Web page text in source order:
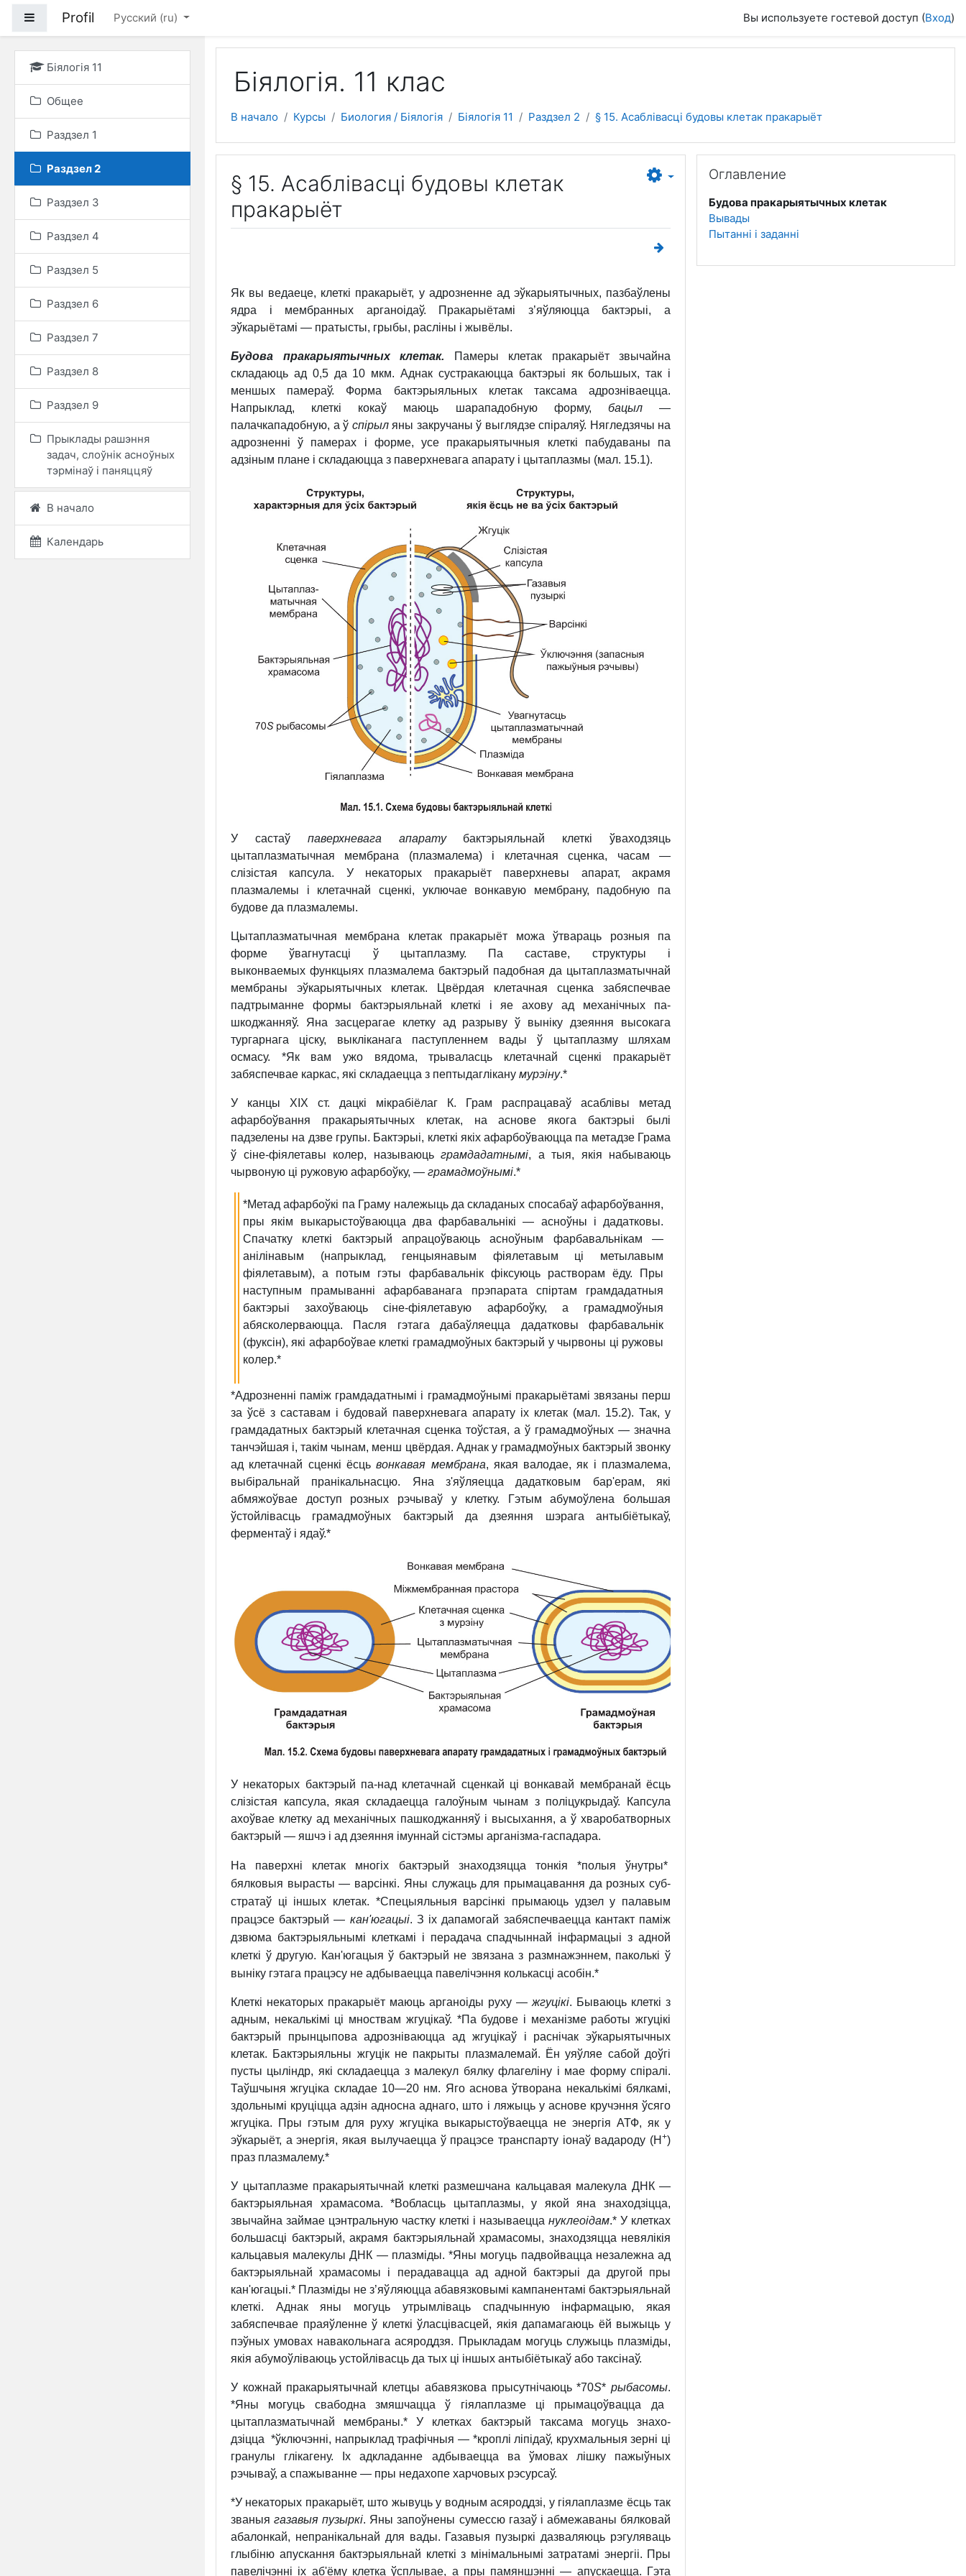
Боковая панель
Profil Русский ‎(ru)‎ Вы используете гостевой доступ (Вход)
Біялогія 11
Общее
Раздзел 1
Раздзел 2
Раздзел 3
Раздзел 4
Раздзел 5
Раздзел 6
Раздзел 7
Раздзел 8
Раздзел 9
Прыклады рашэння
задач, слоўнік асноўных
тэрмінаў і паняццяў
В начало
Календарь
Біялогія. 11 клас
В начало Курсы Биология / Біялогія Біялогія 11 Раздзел 2 § 15. Асаблівасці будовы клетак пракарыёт
§ 15. Асаблівасці будовы клетак
пракарыёт
Як вы ведаеце, клеткі пракарыёт, у адрозненне ад эўкарыятычных, пазбаўлены
ядра і мембранных арганоідаў. Пракарыётамі з’яўляюцца бактэрыі, а
эўкарыётамі — пратысты, грыбы, расліны і жывёлы.
Будова пракарыятычных клетак.
Памеры клетак пракарыёт звычайна
складаюць ад 0,5 да 10 мкм. Аднак сустракаюцца бактэрыі як боль­шых, так і
меншых памераў. Форма бактэрыяльных клетак таксама адрозніваецца.
Напрыклад, клеткі кокаў маюць шарападобную форму, бацыл—
палачкападобную, а ў спірыляны закручаны ў выглядзе спіраляў. Нягледзячы на
адрозненні ў памерах і форме, усе пракарыятычныя клеткі пабудаваны па
адзіным плане і складаюцца з паверхневага апарату і цытаплазмы (мал. 15.1).
У састаў паверхневага апарату бактэрыяльнай клеткі ўваходзяць
цытаплазматычная мембрана (плазмалема) і клетачная сценка, часам —
слізістая капсула. У некаторых пракарыёт паверхневы апарат, акрамя
плазмалемы і клетачнай сценкі, уключае вонкавую мембрану, падобную па
будове да плазмалемы.
Цытаплазматычная мембрана клетак пракарыёт можа ўтвараць розныя па
форме ўвагнутасці ў цытаплазму. Па саставе, структуры і
выконваемых функцыях плазмалема бактэрый падобная да цытаплазматычнай
мембраны эўкарыятычных клетак. Цвёрдая клетачная сценка забяспечвае
падтрыманне формы бактэрыяльнай клеткі і яе ахову ад механічных па­
шкоджанняў. Яна засцерагае клетку ад разрыву ў выніку дзеяння высокага
тургарнага ціску, выкліканага паступленнем вады ў цытаплазму шляхам
осмасу. *Як вам ужо вядома, трываласць клетачнай сценкі пракарыёт
забяспечвае каркас, які складаецца з пептыдаглікану мурэіну.*
У канцы XIX ст. дацкі мікрабіёлаг К. Грам распрацаваў асаблівы метад
афарбоўвання пракарыятычных клетак, на аснове якога бактэрыі былі
падзелены на дзве групы. Бактэрыі, клеткі якіх афарбоўваюцца па метадзе Грама
ў сіне-фіялетавы колер, называюць грамдадатнымі, а тыя, якія набываюць
чырвоную ці ружовую афарбоўку, — грамадмоўнымі.*
*Метад афарбоўкі па Граму належыць да складаных спосабаў афарбоўвання,
пры якім выкарыстоўваюцца два фарбавальнікі — асноўны і дадатковы.
Спачатку клеткі бактэрый апрацоўваюць асноўным фарбавальнікам —
анілінавым (напрыклад, генцыянавым фіялетавым ці метылавым
фіялетавым), а потым гэты фарбавальнік фіксуюць растворам ёду. Пры
наступным прамыванні афарбаванага прэпарата спіртам грамдадатныя
бактэрыі захоўваюць сіне-фіялетавую афарбоўку, а грамадмоўныя
абясколерваюцца. Пасля гэтага дабаўляецца дадатковы фарбавальнік
(фуксін), які афарбоўвае клеткі грамадмоўных бактэрый у чырвоны ці ружовы
колер.*
*Адрозненні паміж грамдадатнымі і грамадмоўнымі пракарыётамі звязаны перш
за ўсё з саставам і будовай паверхневага апарату іх клетак (мал. 15.2). Так, у
грамдадатных бактэрый клетачная сценка тоўстая, а ў грамадмоўных — значна
танчэйшая і, такім чынам, менш цвёрдая. Аднак у грамадмоўных бактэрый звонку
ад клетачнай сценкі ёсцьвонкавая мембрана, якая валодае, як і плазмалема,
выбіральнай пранікальнасцю. Яна з'яўляецца дадатковым бар'ерам, які
абмяжоўвае доступ розных рэчываў у клетку. Гэтым абумоўлена большая
ўстойлівасць грамадмоўных бактэрый да дзеяння шэрага антыбіётыкаў,
ферментаў і ядаў.*
У некаторых бактэрый па-над клетачнай сценкай ці вонкавай мембранай ёсць
слізістая капсула, якая складаецца галоўным чынам з поліцукрыдаў. Капсула
ахоўвае клетку ад механічных пашкоджанняў і высыхання, а ў хваробатворных
бактэрый — яшчэ і ад дзеяння імуннай сістэмы арганізма-гаспадара.
На паверхні клетак многіх бактэрый знаходзяцца тонкія *полыя ўнутры*
бялковыя вырасты — варсінкі. Яны служаць для прымацавання да розных суб­
стратаў ці іншых клетак. *Спецыяльныя варсінкі прымаюць удзел у палавым
працэсе бактэрый — кан'югацыі. З іх дапамогай забяспечваецца кантакт паміж
дзвюма бактэрыяльнымі клеткамі і перадача спадчыннай інфармацыі з адной
клеткі ў другую. Кан'югацыя ў бактэрый не звязана з размнажэннем, паколькі ў
выніку гэтага працэсу не адбываецца павелічэння колькасці асобін.*
Клеткі некаторых пракарыёт маюць арганоіды руху — жгуцікі. Бываюць клеткі з
адным, некалькімі ці мноствам жгуцікаў. *Па будове і механізме работы жгуцікі
бактэрый прынцыпова адрозніваюцца ад жгуцікаў і раснічак эўкарыятычных
клетак. Бактэрыяльны жгуцік не пакрыты плазмалемай. Ён уяўляе сабой доўгі
пусты цыліндр, які складаецца з малекул бялку флагеліну і мае форму спіралі.
Таўшчыня жгуціка складае 10—20 нм. Яго аснова ўтворана некалькімі бялкамі,
здольнымі круціцца адзін адносна аднаго, што і ляжыць у аснове кручэння ўсяго
жгуціка. Пры гэтым для руху жгуціка выкарыстоўваецца не энергія АТФ, як у
эўкарыёт, а энергія, якая вылучаецца ў працэсе транспарту іонаў вадароду (Н +)
праз плазмалему.*
У цытаплазме пракарыятычнай клеткі размешчана кальцавая малекула ДНК —
бактэрыяльная храмасома.
*Вобласць цытаплазмы, у якой яна знаходзіцца,
звычайна займае цэнтральную частку клеткі і называецца нуклеоідам.* У клетках
большасці бактэрый, акрамя бактэрыяльнай храмасомы, знаходзяцца невялікія
кальцавыя малекулы ДНК — плазміды. *Яны могуць падвойвацца незалежна ад
бактэрыяльнай храмасомы і перадавацца ад адной бактэрыі да другой пры
кан'югацыі.* Плазміды не з’яўляюцца абавязковымі кампанентамі бактэрыяльнай
клеткі. Аднак яны могуць утрымліваць спадчынную інфармацыю, якая
забяспечвае праяўленне ў клеткі ўласцівасцей, якія дапамагаюць ёй выжыць у
пэўных умовах навакольнага асяроддзя. Прыкладам могуць служыць плазміды,
якія абумоўліваюць устойлівасць да тых ці іншых антыбіётыкаў або таксінаў.
У кожнай пракарыятычнай клетцы абавязкова прысутнічаюць *70S*рыбасомы.
*Яны могуць свабодна змяшчацца ў гіялаплазме ці прымацоўвацца да
цытаплазматычнай мембраны.*У клетках бактэрый таксама могуць знахо­
дзіцца *ўключэнні, напрыклад трафічныя — *кроплі ліпідаў, крухмальныя зерні ці
гранулы глікагену. Іх адкладанне адбываецца ва ўмовах лішку пажыўных
рэчываў, а спажыванне — пры недахопе харчовых рэсурсаў.
*У некаторых пракарыёт, што жывуць у водным асяроддзі, у гіялаплазме ёсць так
званыягазавыя пузыркі. Яны запоўнены сумессю газаў і абмежаваны бялковай
абалонкай, непранікальнай для вады. Газавыя пузыркі дазваляюць рэгуляваць
глыбіню апускання бактэрыяльнай клеткі з мінімальнымі затратамі энергіі. Пры
павелічэнні іх аб'ёму клетка ўсплывае, а пры памяншэнні — апускаецца. Гэта
Оглавление
Будова пракарыятычных клетак
Вывады
Пытанні і заданні